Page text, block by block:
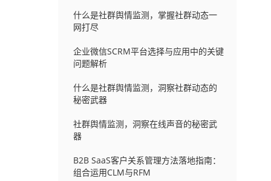
什么是社群舆情监测，掌握社群动态一
网打尽
企业微信SCRM平台选择与应用中的关键
问题解析
什么是社群舆情监测，洞察社群动态的
秘密武器
社群舆情监测，洞察在线声音的秘密武
器
B2B SaaS客户关系管理方法落地指南：
组合运用CLM与RFM